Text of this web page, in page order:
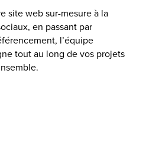
site web sur-mesure à la
en passant par
l’équipe
tout au long de vos projets